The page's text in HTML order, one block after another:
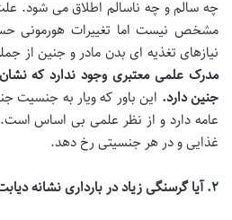
چه سالم و چه ناسالم اطلاق می شود.
مشخص نیست اما تغییرات هورمونی
نیازهای تغذیه ای بدن مادر و جنین از
مدرک علمی معتبری وجود ندارد که
جنین دارد. این باور که ویار به جنسیت
عامه دارد و از نظر علمی بی اساس است.
غذایی و در هر جنسیتی رخ دهد.
۲.آیا گرسنگی زیاد در بارداری نشانه